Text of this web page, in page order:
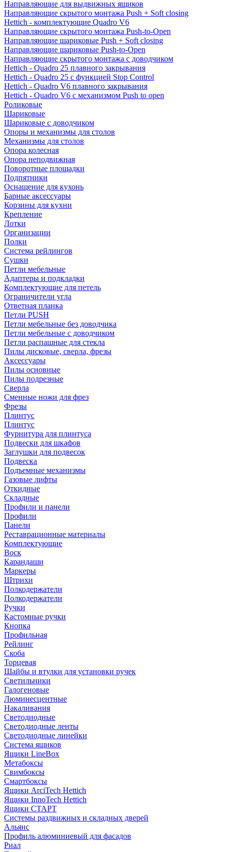
Направляющие для выдвижных ящиков
Направляющие скрытого монтажа Push + Soft closing
Hettich - комплектующие Quadro V6
Направляющие скрытого монтажа Push-to-Open
Направляющие шариковые Push + Soft closing
Направляющие шариковые Push-to-Open
Направляющие скрытого монтажа с доводчиком
Hettich - Quadro 25 плавного закрывания
Hettich - Quadro 25 с функцией Stop Control
Hettich - Quadro V6 плавного закрывания
Hettich - Quadro V6 с механизмом Push to open
Роликовые
Шариковые
Шариковые с доводчиком
Опоры и механизмы для столов
Механизмы для столов
Опора колесная
Опора неподвижная
Поворотные площадки
Подпятники
Оснащение для кухонь
Барные аксессуары
Корзины для кухни
Крепление
Лотки
Организации
Полки
Система рейлингов
Сушки
Петли мебельные
Адаптеры и подкладки
Комплектующие для петель
Ограничители угла
Ответная планка
Петли PUSH
Петли мебельные без доводчика
Петли мебельные с доводчиком
Петли распашные для стекла
Пилы дисковые, сверла, фрезы
Аксессуары
Пилы основные
Пилы подрезные
Сверла
Сменные ножи для фрез
Фрезы
Плинтус
Плинтус
Фурнитура для плинтуса
Подвески для шкафов
Заглушки для подвесок
Подвеска
Подъемные механизмы
Газовые лифты
Откидные
Складные
Профили и панели
Профили
Панели
Реставрационные материалы
Комплектующие
Воск
Карандаши
Маркеры
Штрихи
Полкодержатели
Полкодержатели
Ручки
Кастомные ручки
Кнопка
Профильная
Рейлинг
Скоба
Торцевая
Шайбы и втулки для установки ручек
Светильники
Галогеновые
Люминесцентные
Накаливания
Светодиодные
Светодиодные ленты
Светодиодные линейки
Система ящиков
Ящики LineBox
Метабоксы
Свимбоксы
Смартбоксы
Ящики ArciTech Hettich
Ящики InnoTech Hettich
Ящики СТАРТ
Системы раздвижных и складных дверей
Альянс
Профиль алюминиевый для фасадов
Риал